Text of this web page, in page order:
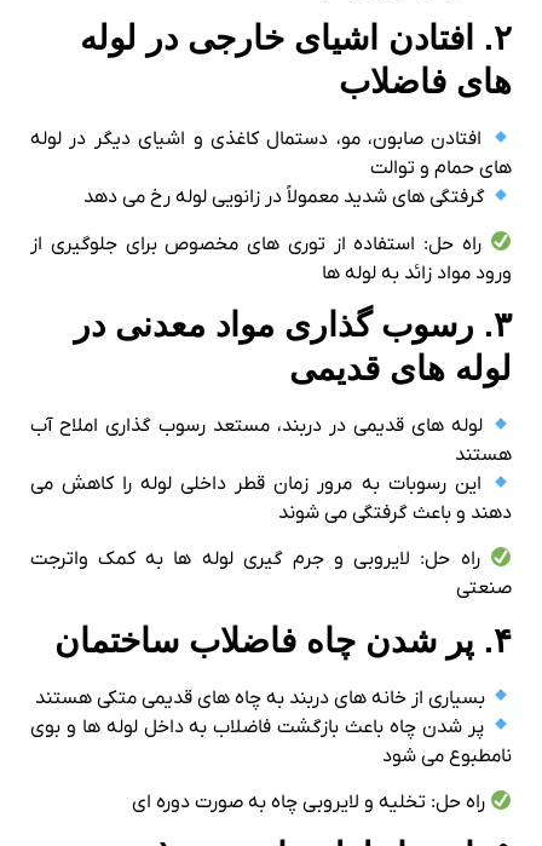
۲. افتادن اشیای خارجی در لوله‌
های فاضلاب
افتادن صابون، مو، دستمال کاغذی و اشیای دیگر در لوله‌
های حمام و توالت
گرفتگی‌ های شدید معمولاً در زانویی لوله رخ می‌ دهد
راه‌ حل: استفاده از توری‌ های مخصوص برای جلوگیری از
ورود مواد زائد به لوله‌ ها
۳. رسوب‌ گذاری مواد معدنی در
لوله‌ های قدیمی
لوله‌ های قدیمی در دربند، مستعد رسوب‌ گذاری املاح آب
هستند
این رسوبات به مرور زمان قطر داخلی لوله را کاهش می‌
دهند و باعث گرفتگی می‌ شوند
راه‌ حل: لایروبی و جرم‌ گیری لوله‌ ها به کمک واترجت
صنعتی
۴. پر شدن چاه فاضلاب ساختمان
بسیاری از خانه‌ های دربند به چاه‌ های قدیمی متکی هستند
پر شدن چاه باعث بازگشت فاضلاب به داخل لوله‌ ها و بوی
نامطبوع می‌ شود
راه‌ حل: تخلیه و لایروبی چاه به‌ صورت دوره‌ ای